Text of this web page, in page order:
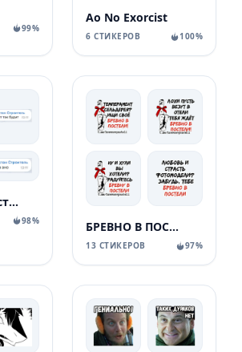
99%
Ao No Exorcist
6 СТИКЕРОВ 100%
Уктамбек Рустамбекович
98% БРЕВНО В ПОСТЕЛИ
13 СТИКЕРОВ 97%